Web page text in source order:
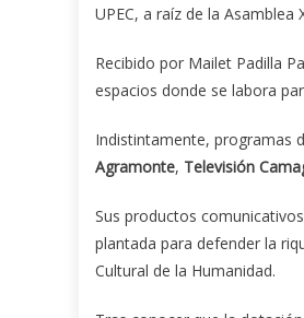
UPEC, a raíz de la Asamblea
Recibido por Mailet Padilla
espacios donde se labora
Indistintamente, programas
Agramonte, Televisión
Sus productos
plantada para defender la
Cultural de la Humanidad.